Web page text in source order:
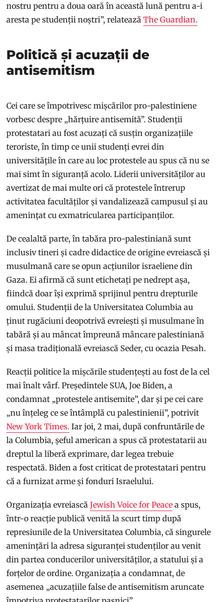
nostru pentru a doua oară în această lună pentru a-i
aresta pe studenții noștri”, relateazăThe Guardian.
Politică și acuzații de
antisemitism
Cei care se împotrivesc mișcărilor pro-palestiniene
vorbesc despre „hărțuire antisemită”. Studenții
protestatari au fost acuzați că susțin organizațiile
teroriste, în timp ce unii studenți evrei din
universitățile în care au loc protestele au spus că nu se
mai simt în siguranță acolo. Liderii universităților au
avertizat de mai multe ori că protestele întrerup
activitatea facultăților și vandalizează campusul și au
amenințat cu exmatricularea participanților.
De cealaltă parte, în tabăra pro-palestiniană sunt
inclusiv tineri și cadre didactice de origine evreiască și
musulmană care se opun acțiunilor israeliene din
Gaza. Ei afirmă că sunt etichetați pe nedrept așa,
fiindcă doar își exprimă sprijinul pentru drepturile
omului. Studenții de la Universitatea Columbia au
ținut rugăciuni deopotrivă evreiești și musulmane în
tabără și au mâncat împreună mâncare palestiniană
și masa tradițională evreiască Seder, cu ocazia Pesah.
Reacții politice la mișcările studențești au fost de la cel
mai înalt vârf. Președintele SUA, Joe Biden, a
condamnat „protestele antisemite”, dar și pe cei care
„nu înțeleg ce se întâmplă cu palestinienii”, potrivit
New York Times. Iar joi, 2 mai, după confruntările de
la Columbia, șeful american a spus că protestatarii au
dreptul la liberă exprimare, dar legea trebuie
respectată. Biden a fost criticat de protestatari pentru
că a furnizat arme și fonduri Israelului.
Organizația evreiascăJewish Voice for Peace a spus,
într-o reacție publică venită la scurt timp după
represiunile de la Universitatea Columbia, că singurele
amenințări la adresa siguranței studenților au venit
din partea conducerilor universităților, a statului și a
forțelor de ordine. Organizația a condamnat, de
asemenea „acuzațiile false de antisemitism aruncate